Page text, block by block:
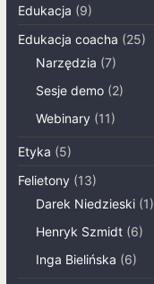
Edukacja (9)
Edukacja coacha (25)
Narzędzia (7)
Sesje demo(2)
Webinary(11)
Etyka (5)
Felietony(13)
Darek Niedzieski(1)
Henryk Szmidt(6)
Inga Bielińska (6)